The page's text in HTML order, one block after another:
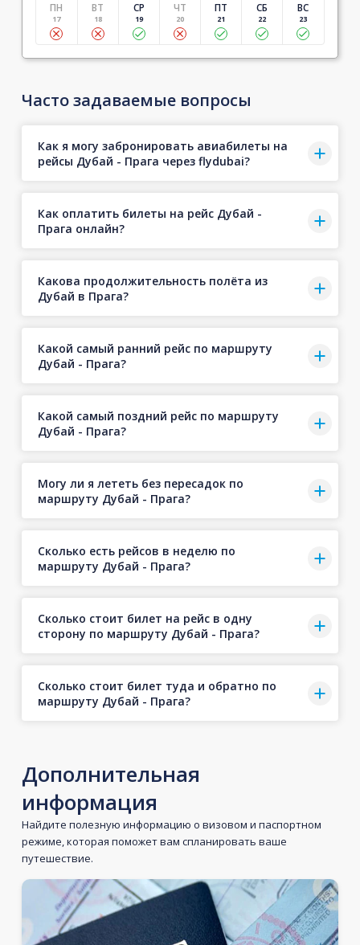
ПН
17
ВТ
18
СР
19
ЧТ
20
ПТ
21
СБ
22
ВС
23
Часто задаваемые вопросы
Как я могу забронировать авиабилеты на
рейсы Дубай - Прага через flydubai?
Как оплатить билеты на рейс Дубай -
Прага онлайн?
Какова продолжительность полёта из
Дубай в Прага?
Какой самый ранний рейс по маршруту
Дубай - Прага?
Какой самый поздний рейс по маршруту
Дубай - Прага?
Могу ли я лететь без пересадок по
маршруту Дубай - Прага?
Сколько есть рейсов в неделю по
маршруту Дубай - Прага?
Сколько стоит билет на рейс в одну
сторону по маршруту Дубай - Прага?
Сколько стоит билет туда и обратно по
маршруту Дубай - Прага?
Дополнительная
информация
Найдите полезную информацию о визовом и паспортном
режиме, которая поможет вам спланировать ваше
путешествие.